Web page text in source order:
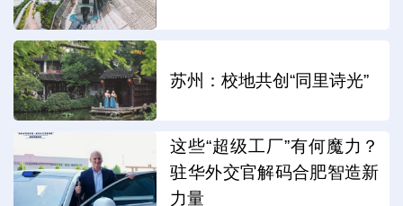
苏州：校地共创“同里诗光”
这些“超级工厂”有何魔力？
驻华外交官解码合肥智造新
力量